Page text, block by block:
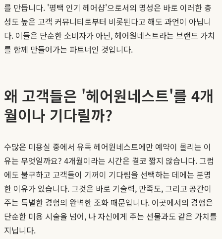
를 만듭니다. '평택 인기 헤어샵'으로서의 명성은 바로 이러한 충
성도 높은 고객 커뮤니티로부터 비롯된다고 해도 과언이 아닙니
다. 이들은 단순한 소비자가 아닌, 헤어원네스트라는 브랜드 가치
를 함께 만들어가는 파트너인 것입니다.
왜 고객들은 '헤어원네스트'를 4개
월이나 기다릴까?
수많은 미용실 중에서 유독 헤어원네스트에만 예약이 몰리는 이
유는 무엇일까요? 4개월이라는 시간은 결코 짧지 않습니다. 그럼
에도 불구하고 고객들이 기꺼이 기다림을 선택하는 데에는 분명
한 이유가 있습니다. 그것은 바로 기술력, 만족도, 그리고 공간이
주는 특별한 경험의 완벽한 조화 때문입니다. 이곳에서의 경험은
단순한 미용 시술을 넘어, 나 자신에게 주는 선물과도 같은 가치를
지닙니다.